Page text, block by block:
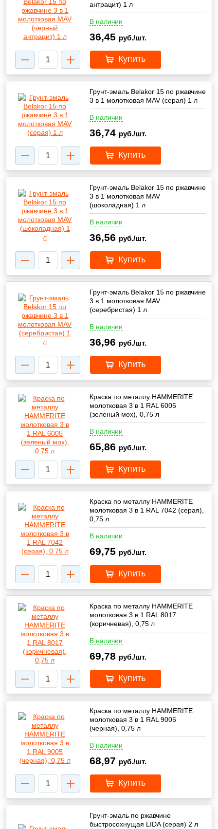
антрацит) 1 л
В наличии
36,45 руб./шт.
Купить
Грунт-эмаль Belakor 15 по ржавчине
3 в 1 молотковая MAV (серая) 1 л
В наличии
36,74 руб./шт.
Купить
Грунт-эмаль Belakor 15 по ржавчине
3 в 1 молотковая MAV
(шоколадная) 1 л
В наличии
36,56 руб./шт.
Купить
Грунт-эмаль Belakor 15 по ржавчине
3 в 1 молотковая MAV
(серебристая) 1 л
В наличии
36,96 руб./шт.
Купить
Краска по металлу HAMMERITE
молотковая 3 в 1 RAL 6005
(зеленый мох), 0,75 л
В наличии
65,86 руб./шт.
Купить
Краска по металлу HAMMERITE
молотковая 3 в 1 RAL 7042 (серая),
0,75 л
В наличии
69,75 руб./шт.
Купить
Краска по металлу HAMMERITE
молотковая 3 в 1 RAL 8017
(коричневая), 0,75 л
В наличии
69,78 руб./шт.
Купить
Краска по металлу HAMMERITE
молотковая 3 в 1 RAL 9005
(черная), 0,75 л
В наличии
68,97 руб./шт.
Купить
Грунт-эмаль по ржавчине
быстросохнущая LIDA (cерая) 2 л